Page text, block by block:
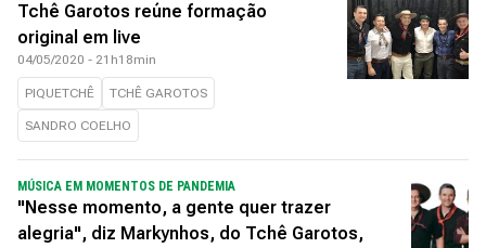
Tchê Garotos reúne formação
original em live
04/05/2020 - 21h18min
PIQUETCHÊ TCHÊ GAROTOS
SANDRO COELHO
MÚSICA EM MOMENTOS DE PANDEMIA
"Nesse momento, a gente quer trazer
alegria", diz Markynhos, do Tchê Garotos,